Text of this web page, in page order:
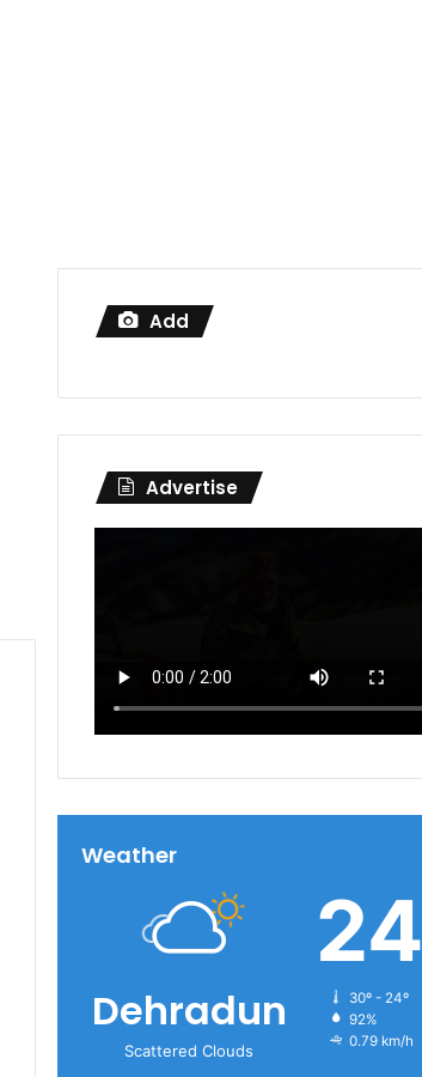
Add
Advertise
Weather
Dehradun
Scattered Clouds
24
30º - 24º
92%
0.79 km/h